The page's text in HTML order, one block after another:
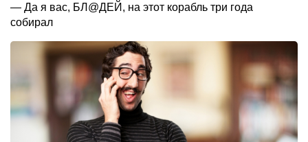
— Да я вас, БЛ@ДЕЙ, на этот корабль три года
собирал